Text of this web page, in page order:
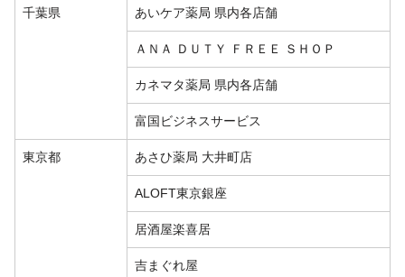
千葉県 あいケア薬局 県内各店舗
ＡＮＡ ＤＵＴＹ ＦＲＥＥ ＳＨＯＰ
カネマタ薬局 県内各店舗
富国ビジネスサービス
東京都 あさひ薬局 大井町店
ALOFT東京銀座
居酒屋楽喜居
吉まぐれ屋